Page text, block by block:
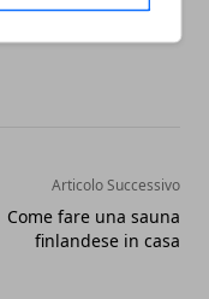
Articolo Successivo
Come fare una sauna
finlandese in casa